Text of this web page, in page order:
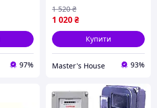
97%
1 020₴
1 520 ₴
Купити
Master's House 93%